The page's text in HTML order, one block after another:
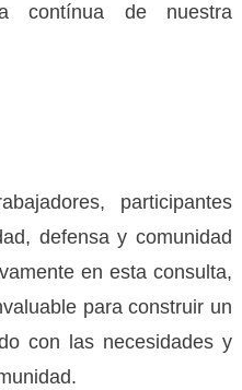
contínua de nuestra
participantes
defensa y comunidad
en esta consulta,
para construir un
con las necesidades y